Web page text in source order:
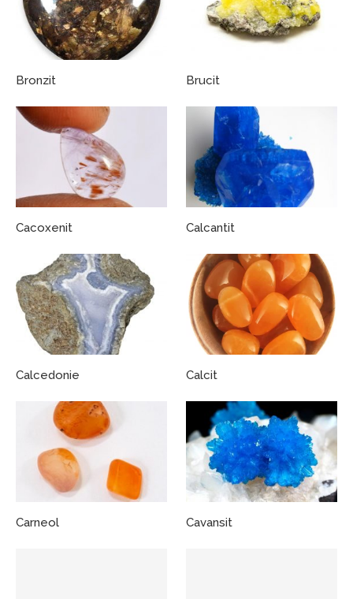
Bronzit Brucit
Cacoxenit Calcantit
Calcedonie Calcit
Carneol Cavansit